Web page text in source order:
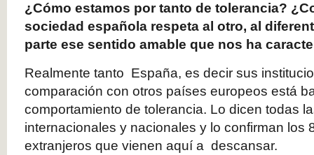
¿Cómo estamos por tanto de tolerancia?
sociedad española respeta al otro, al
parte ese sentido amable que nos ha
Realmente tanto España, es decir sus
comparación con otros países europeos está
comportamiento de tolerancia. Lo dicen todas
internacionales y nacionales y lo confirman los
extranjeros que vienen aquí a descansar.